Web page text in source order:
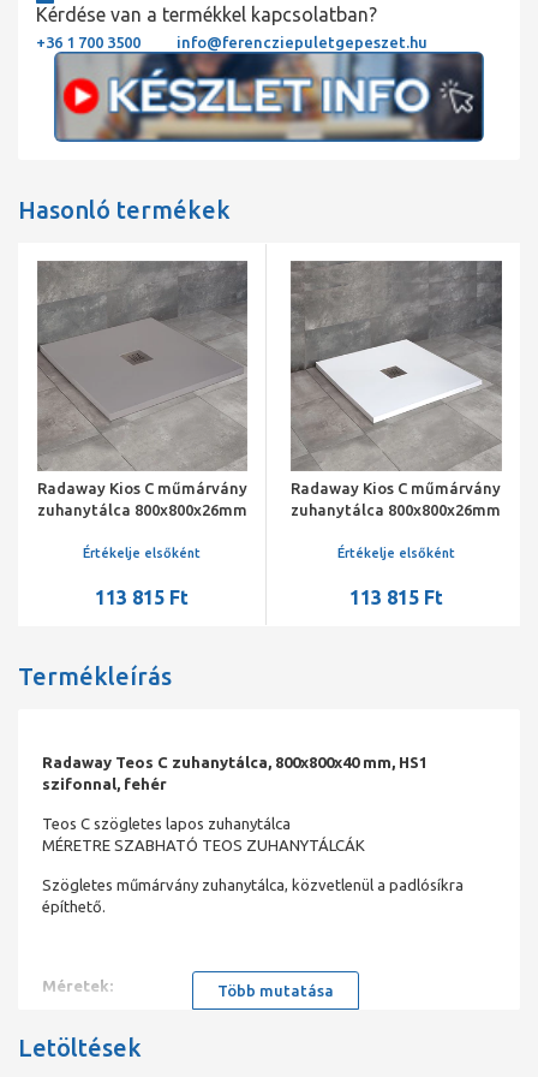
Kérdése van a termékkel kapcsolatban?
+36 1 700 3500 info@ferencziepuletgepeszet.hu
Hasonló termékek
Radaway Kios C műmárvány
zuhanytálca 800x800x26mm
Értékelje elsőként
113 815 Ft
Radaway Kios C műmárvány
zuhanytálca 800x800x26mm
Értékelje elsőként
113 815 Ft
Termékleírás
Radaway Teos C zuhanytálca, 800x800x40 mm, HS1
szifonnal, fehér
Teos C szögletes lapos zuhanytálca
MÉRETRE SZABHATÓ TEOS ZUHANYTÁLCÁK
Szögletes műmárvány zuhanytálca, közvetlenül a padlósíkra
építhető.
Méretek: Több mutatása
Letöltések